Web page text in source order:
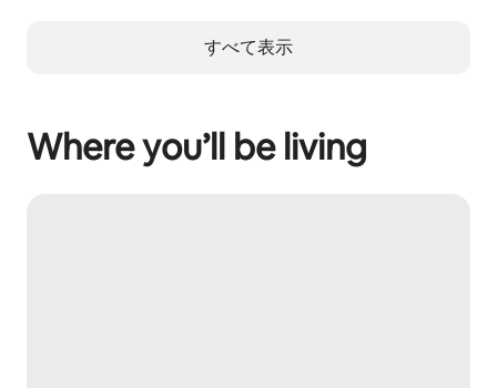
すべて表示
Where you’ll be living